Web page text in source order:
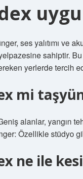
ses yalıtımı ve
sahiptir.
yerlerde tercih
mi
alanlar, yangın
Özellikle stüdyo
ne ile